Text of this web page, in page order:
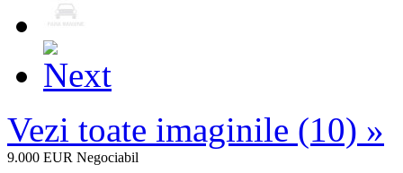
Vezi toate imaginile (10) »
9.000 EUR Negociabil